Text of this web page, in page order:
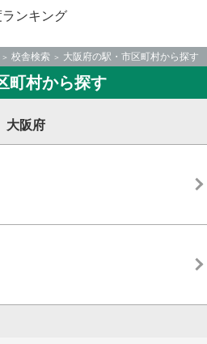
ンキング
校舎検索 大阪府の駅・市区町村から探す
町村から探す
大阪府